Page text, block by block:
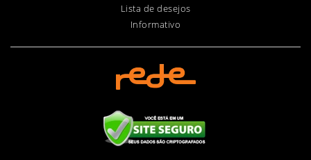
Lista de desejos
Informativo